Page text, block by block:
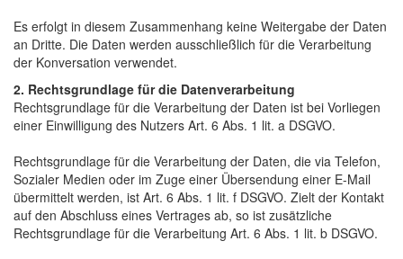
Es erfolgt in diesem Zusammenhang keine Weitergabe der Daten
an Dritte. Die Daten werden ausschließlich für die Verarbeitung
der Konversation verwendet.
2. Rechtsgrundlage für die Datenverarbeitung
Rechtsgrundlage für die Verarbeitung der Daten ist bei Vorliegen
einer Einwilligung des Nutzers Art. 6 Abs. 1 lit. a DSGVO.
Rechtsgrundlage für die Verarbeitung der Daten, die via Telefon,
Sozialer Medien oder im Zuge einer Übersendung einer E-Mail
übermittelt werden, ist Art. 6 Abs. 1 lit. f DSGVO. Zielt der Kontakt
auf den Abschluss eines Vertrages ab, so ist zusätzliche
Rechtsgrundlage für die Verarbeitung Art. 6 Abs. 1 lit. b DSGVO.